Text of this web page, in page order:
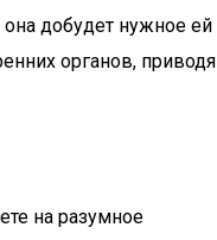
добудет нужное ей
органов, приводя
на разумное